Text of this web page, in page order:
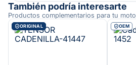
También podría interesarte
Productos complementarios para tu moto
ORIGINAL OEM